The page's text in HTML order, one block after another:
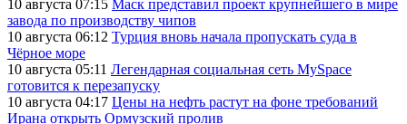
10 августа 07:15 Маск представил проект крупнейшего в мире
завода по производству чипов
10 августа 06:12 Турция вновь начала пропускать суда в
Чёрное море
10 августа 05:11 Легендарная социальная сеть MySpace
готовится к перезапуску
10 августа 04:17 Цены на нефть растут на фоне требований
Ирана открыть Ормузский пролив